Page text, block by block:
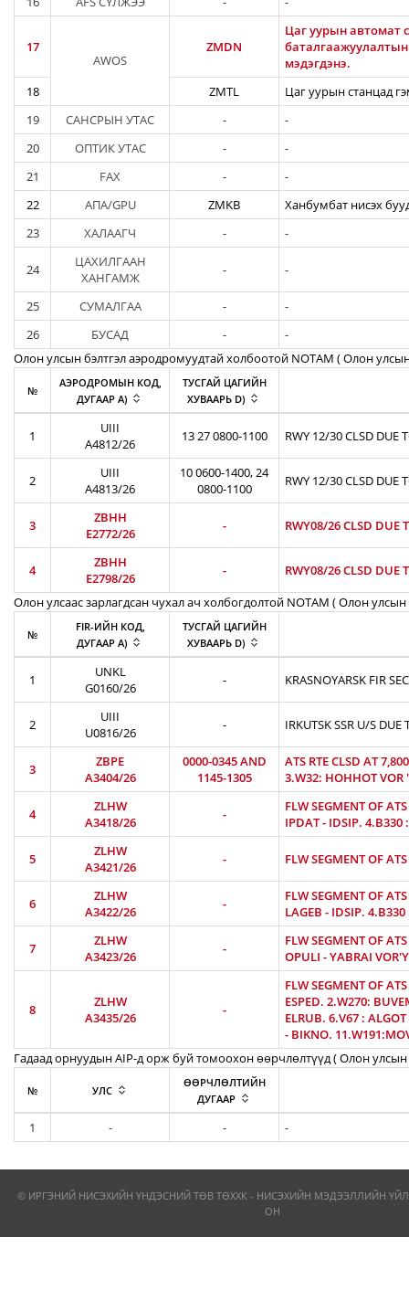
17
AWOS
ZMDN
Цаг уурын автомат
мэдэгдэнэ.
18
ZMTL
Цаг уурын станцад
19
САНСРЫН УТАС -
-
20
ОПТИК УТАС -
-
21
FAX -
-
22
АПА/GPU ZMKB
Ханбумбат нисэх
23
ХАЛААГЧ - -
24
ЦАХИЛГААН
ХАНГАМЖ
- -
25 СУМАЛГАА -
-
26
БУСАД -
-
Олон улсын бэлтгэл аэродромуудтай холбоотой NOTAM ( Oлон
№
АЭРОДРОМЫН КОД,
ДУГААР A)
ТУСГАЙ ЦАГИЙН
ХУВААРЬ D)
1
UIII
A4812/26
13 27 0800-1100 RWY 12/30 CLSD DUE
2
UIII
A4813/26
10 0600-1400, 24
0800-1100
RWY 12/30 CLSD DUE
3
ZBHH
E2772/26
- RWY08/26 CLSD DUE
4
ZBHH
E2798/26
-
RWY08/26 CLSD DUE
Олон улсаас зарлагдсан чухал ач холбогдолтой NOTAM ( Олон улсын
№
FIR-ИЙН КОД,
ДУГААР A)
ТУСГАЙ ЦАГИЙН
ХУВААРЬ D)
1
UNKL
G0160/26
- KRASNOYARSK FIR
2
UIII
U0816/26
- IRKUTSK SSR U/S DUE
3
ZBPE
A3404/26
0000-0345 AND
1145-1305
ATS RTE CLSD AT
3.W32: HOHHOT VOR
4
ZLHW
A3418/26
-
FLW SEGMENT OF
IPDAT - IDSIP. 4.B330
5
ZLHW
A3421/26
- FLW SEGMENT OF
6
ZLHW
A3422/26
-
FLW SEGMENT OF
LAGEB - IDSIP.
7
ZLHW
A3423/26
-
FLW SEGMENT OF
OPULI - YABRAI
8
ZLHW
A3435/26
-
FLW SEGMENT OF
ESPED. 2.W270:
ELRUB. 6.V67 :
- BIKNO.
Гадаад орнуудын AIP-д орж буй томоохон өөрчлөлтүүд ( Олон улсын
№ УЛС
ӨӨРЧЛӨЛТИЙН
ДУГААР
1 - - -
© ИРГЭНИЙ НИСЭХИЙН ҮНДЭСНИЙ ТӨВ ТӨХХК - НИСЭХИЙН МЭДЭЭЛЛИЙН
ОН